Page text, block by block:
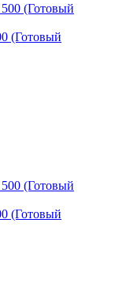
(Готовый
(Готовый